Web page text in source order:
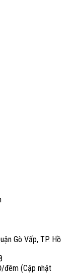
Gò Vấp, TP. Hồ
đêm (Cập nhật